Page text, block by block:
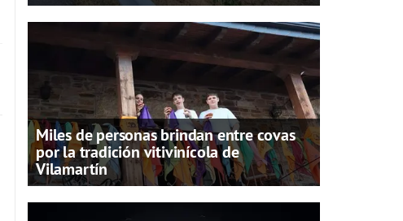
Miles de personas brindan entre covas
por la tradición vitivinícola de
Vilamartín